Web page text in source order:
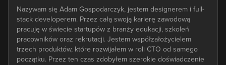
Nazywam się Adam Gospodarczyk, jestem designerem i full-
stack developerem. Przez całą swoją karierę zawodową
pracuję w świecie startupów z branży edukacji, szkoleń
pracowników oraz rekrutacji. Jestem współzałożycielem
trzech produktów, które rozwijałem w roli CTO od samego
początku. Przez ten czas zdobyłem szerokie doświadczenie